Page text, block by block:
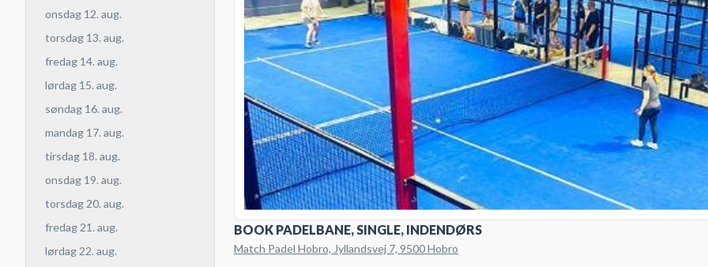
onsdag 12. aug.
torsdag 13. aug.
fredag 14. aug.
lørdag 15. aug.
søndag 16. aug.
mandag 17. aug.
tirsdag 18. aug.
onsdag 19. aug.
torsdag 20. aug.
fredag 21. aug.
lørdag 22. aug.
BOOK PADELBANE, SINGLE, INDENDØRS
Match Padel Hobro, Jyllandsvej 7, 9500 Hobro